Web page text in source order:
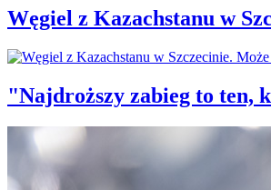
Węgiel z Kazachstanu w
"Najdroższy zabieg to ten,